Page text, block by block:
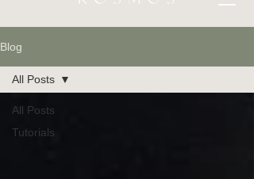
Blog
All Posts
Tutorials
All Posts